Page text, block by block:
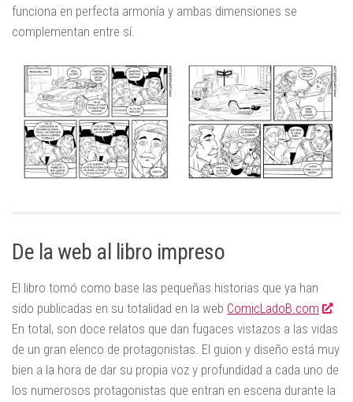
funciona en perfecta armonía y ambas dimensiones se
complementan entre sí.
De la web al libro impreso
El libro tomó como base las pequeñas historias que ya han
sido publicadas en su totalidad en la web ComicLadoB.com
.
En total, son doce relatos que dan fugaces vistazos a las vidas
de un gran elenco de protagonistas. El guion y diseño está muy
bien a la hora de dar su propia voz y profundidad a cada uno de
los numerosos protagonistas que entran en escena durante la